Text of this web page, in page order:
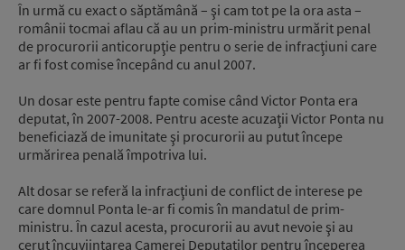
În urmă cu exact o săptămână – şi cam tot pe la ora asta –
românii tocmai aflau că au un prim-ministru urmărit penal
de procurorii anticorupţie pentru o serie de infracţiuni care
ar fi fost comise începând cu anul 2007.
Un dosar este pentru fapte comise când Victor Ponta era
deputat, în 2007-2008. Pentru aceste acuzaţii Victor Ponta nu
beneficiază de imunitate şi procurorii au putut începe
urmărirea penală împotriva lui.
Alt dosar se referă la infracţiuni de conflict de interese pe
care domnul Ponta le-ar fi comis în mandatul de prim-
ministru. În cazul acesta, procurorii au avut nevoie şi au
cerut încuviinţarea Camerei Deputaţilor pentru începerea